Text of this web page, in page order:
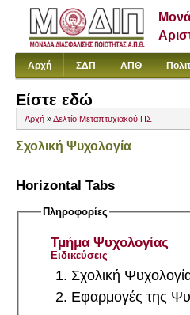
Αρχή ΣΔΠ ΑΠΘ
Είστε εδώ
Αρχή »Δελτίο Μεταπτυχιακού ΠΣ
Σχολική Ψυχολογία
Horizontal Tabs
Πληροφορίες
Τμήμα Ψυχολογίας
Ειδικεύσεις
Σχολική
Εφαρμογές της